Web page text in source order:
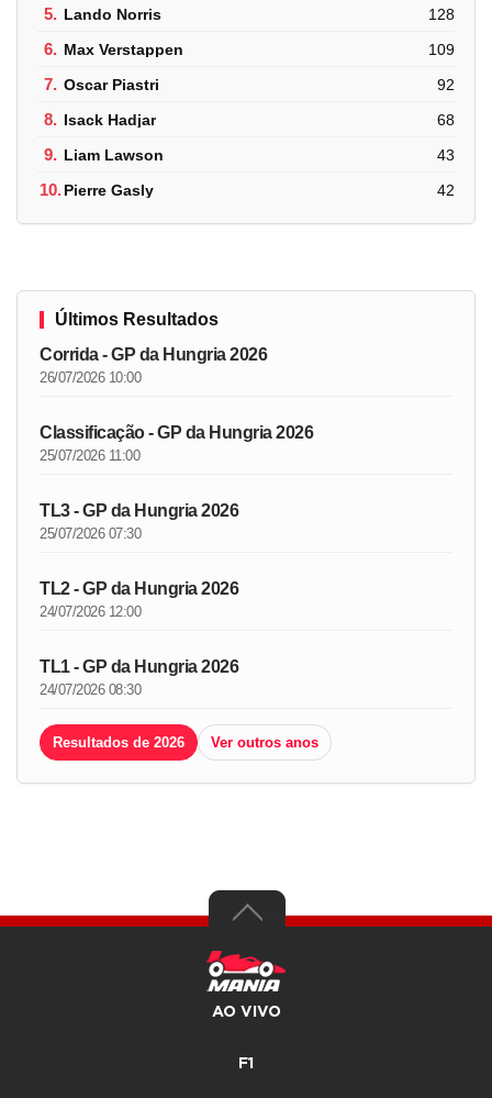
5. Lando Norris 128
6. Max Verstappen 109
7. Oscar Piastri 92
8. Isack Hadjar 68
9. Liam Lawson 43
10.Pierre Gasly 42
Últimos Resultados
Corrida - GP da Hungria 2026
26/07/2026 10:00
Classificação - GP da Hungria 2026
25/07/2026 11:00
TL3 - GP da Hungria 2026
25/07/2026 07:30
TL2 - GP da Hungria 2026
24/07/2026 12:00
TL1 - GP da Hungria 2026
24/07/2026 08:30
Resultados de 2026 Ver outros anos
AO VIVO
F1